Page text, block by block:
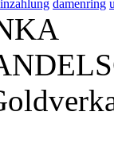
inzahlung damenring